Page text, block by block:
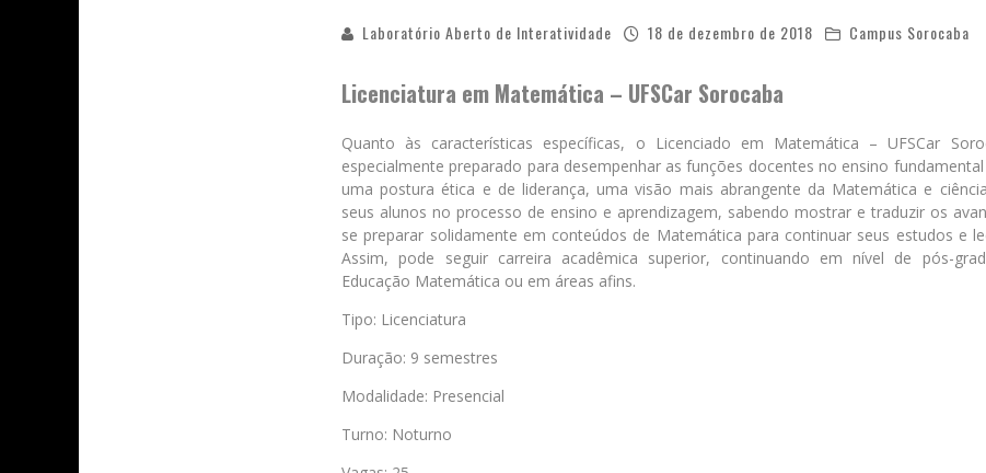
Laboratório Aberto de Interatividade 18 de dezembro de 2018 Campus Sorocaba
Licenciatura em Matemática – UFSCar Sorocaba
Quanto às características específicas, o Licenciado em Matemática – UFSCar
especialmente preparado para desempenhar as funções docentes no ensino
uma postura ética e de liderança, uma visão mais abrangente da Matemática e
seus alunos no processo de ensino e aprendizagem, sabendo mostrar e traduzir os
se preparar solidamente em conteúdos de Matemática para continuar seus estudos e
Assim, pode seguir carreira acadêmica superior, continuando em nível de pós-
Educação Matemática ou em áreas afins.
Tipo: Licenciatura
Duração: 9 semestres
Modalidade: Presencial
Turno: Noturno